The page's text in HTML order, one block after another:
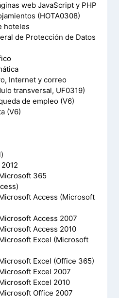
web JavaScript y PHP
(HOTA0308)
hoteles
de Protección de Datos
Internet y correo
transversal, UF0319)
de empleo (V6)
(V6)
365
Access (Microsoft
Access 2007
Access 2010
Excel (Microsoft
Excel (Office 365)
Excel 2007
Excel 2010
Office 2007